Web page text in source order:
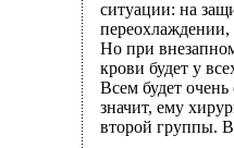
ситуации: на
переохлаждении,
Но при
крови будет у
Всем будет
значит, ему
второй группы. В